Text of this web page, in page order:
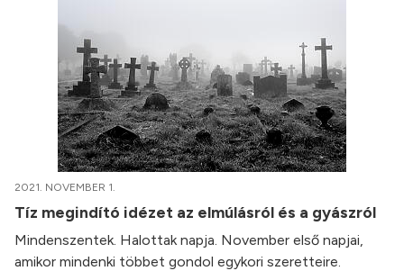
2021. NOVEMBER 1.
Tíz megindító idézet az elmúlásról és a gyászról
Mindenszentek. Halottak napja. November első napjai,
amikor mindenki többet gondol egykori szeretteire.